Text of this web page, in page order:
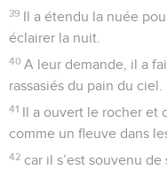
39 Il a étendu la nuée
éclairer la nuit.
40 A leur demande, il a
rassasiés du pain du ciel.
41 Il a ouvert le rocher et
comme un fleuve dans
42 car il s’est souvenu